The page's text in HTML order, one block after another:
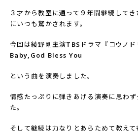
３才から教室に通って９年間継続して
にいつも驚かされます。
今回は綾野剛主演TBS ドラマ『コウノ
Baby,God Bless You
という曲を演奏しました。
情感たっぷりに弾きあげる演奏に思わ
た。
そして継続は力なりとあらためて教え